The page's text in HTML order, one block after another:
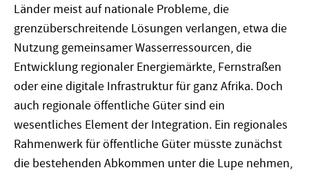
Länder meist auf nationale Probleme, die
grenzüberschreitende Lösungen verlangen, etwa die
Nutzung gemeinsamer Wasserressourcen, die
Entwicklung regionaler Energiemärkte, Fernstraßen
oder eine digitale Infrastruktur für ganz Afrika. Doch
auch regionale öffentliche Güter sind ein
wesentliches Element der Integration. Ein regionales
Rahmenwerk für öffentliche Güter müsste zunächst
die bestehenden Abkommen unter die Lupe nehmen,